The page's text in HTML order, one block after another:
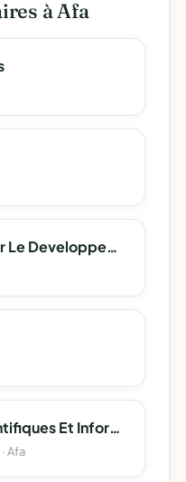
à Afa
Adoc ( Association Pour Le Developpement De L'oncologie En Corse )
Comite D'etudes Scientifiques Et Informatiques De La Toponymie Corse (Cesit-Corsica)
Afa